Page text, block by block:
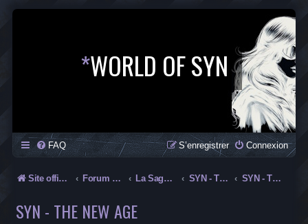
*WORLD OF SYN
FAQ Connexion
S’enregistrer
Site officiel Forum officiel de la Saga SYN La Saga SYN SYN - The New Age SYN - The New Age
SYN - THE NEW AGE